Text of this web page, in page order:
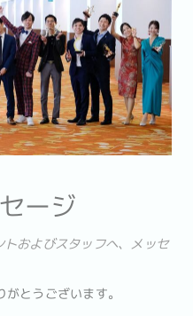
ージ
およびスタッフへ、メッセ
とうございます。